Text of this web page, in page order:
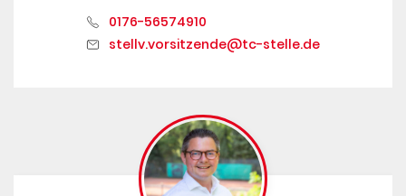
0176-56574910
stellv.vorsitzende@tc-stelle.de